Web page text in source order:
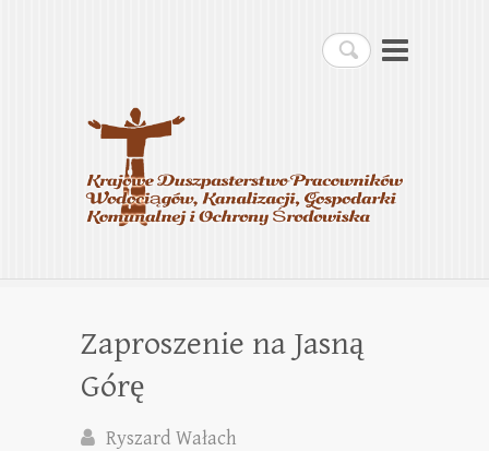
Szukaj
Krajowe Duszpasterstwo
Pracowników
Wodociągów, Kanalizacji,
Gospodarki Komunalnej i
Ochrony Środowiska
Zaproszenie na Jasną
Górę
Ryszard Wałach